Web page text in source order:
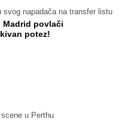
svog napadača na transfer listu
Madrid povlači
potez!
scene u Perthu